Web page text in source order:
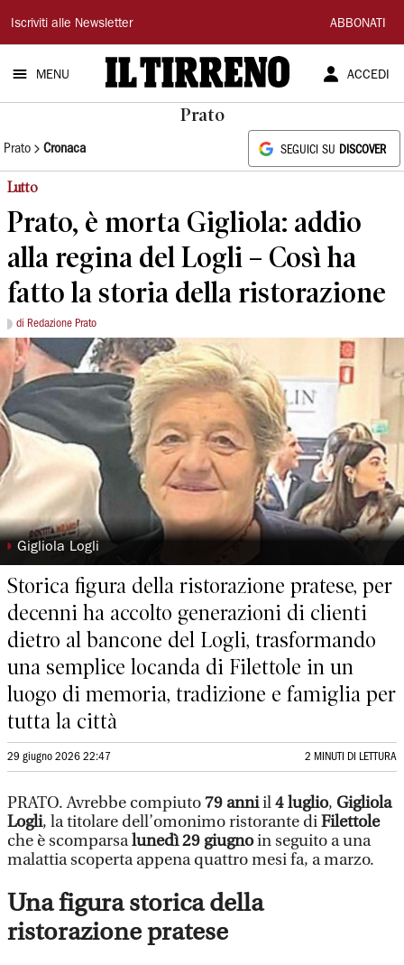
Il
Tirreno
Iscriviti alle Newsletter ABBONATI
MENU ACCEDI
Prato
Prato Cronaca SEGUICI SU DISCOVER
Lutto
Prato, è morta Gigliola: addio
alla regina del Logli – Così ha
fatto la storia della ristorazione
di Redazione Prato
◗ Gigliola Logli
Storica figura della ristorazione pratese, per
decenni ha accolto generazioni di clienti
dietro al bancone del Logli, trasformando
una semplice locanda di Filettole in un
luogo di memoria, tradizione e famiglia per
tutta la città
29 giugno 2026 22:47 2 MINUTI DI LETTURA
PRATO. Avrebbe compiuto79 anniil4 luglio, Gigliola
Logli, la titolare dell’omonimo ristorante diFilettole
che è scomparsalunedì 29 giugnoin seguito a una
malattia scoperta appena quattro mesi fa, a marzo.
Una figura storica della
ristorazione pratese